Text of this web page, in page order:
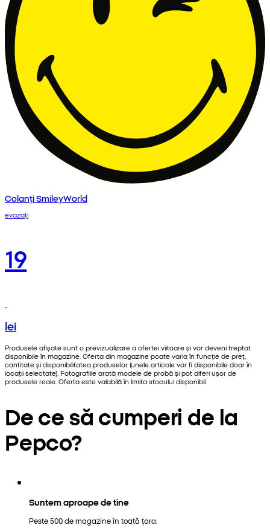
Colanți SmileyWorld
evazați
19
lei
Produsele afișate sunt o previzualizare a ofertei viitoare și vor deveni treptat
disponibile în magazine. Oferta din magazine poate varia în funcție de preț,
cantitate și disponibilitatea produselor (unele articole vor fi disponibile doar în
locații selectate). Fotografiile arată modele de probă și pot diferi ușor de
produsele reale. Oferta este valabilă în limita stocului disponibil.
De ce să cumperi de la
Pepco?
Suntem aproape de tine
Peste 500 de magazine în toată țara.